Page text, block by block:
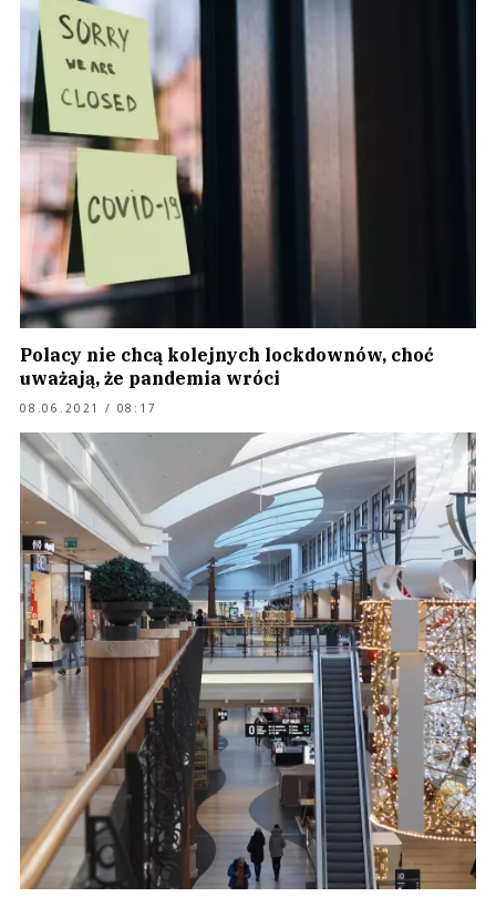
Polacy nie chcą kolejnych lockdownów, choć
uważają, że pandemia wróci
08.06.2021 / 08:17